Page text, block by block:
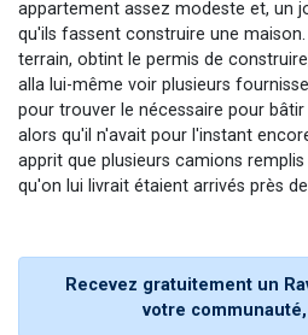
appartement assez modeste et, un
qu'ils fassent construire une
terrain, obtint le permis de
alla lui-même voir plusieurs
pour trouver le nécessaire pour bâtir
alors qu'il n'avait pour l'instant
apprit que plusieurs camions
qu'on lui livrait étaient arrivés près
Recevez gratuitement un
votre